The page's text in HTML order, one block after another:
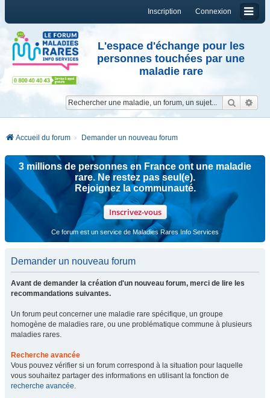
Connexion
Inscription
L'espace d'échange pour les
personnes touchées par une
maladie rare
Accueil du forum Demander un nouveau forum
3 millions de personnes en France ont une maladie
rare. Ne restez pas seul(e).
Rejoignez la communauté.
Inscrivez-vous
Ce forum est un service de Maladies Rares Info Services
Demander un nouveau forum
Avant de demander la création d'un nouveau forum, merci de lire les
recommandations suivantes.
Un forum peut concerner une maladie rare spécifique, un groupe
homogène de maladies rare, ou une problématique commune à plusieurs
maladies rares.
Recherche avancée
Vous pouvez vérifier si un forum correspond à la situation pour laquelle
vous souhaitez partager des informations en utilisant la fonction de
recherche avancée.